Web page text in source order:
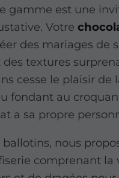
gamme est une
Votre
des mariages de
textures
cesse le plaisir de
fondant au
a sa propre
ballotins, nous
comprenant la